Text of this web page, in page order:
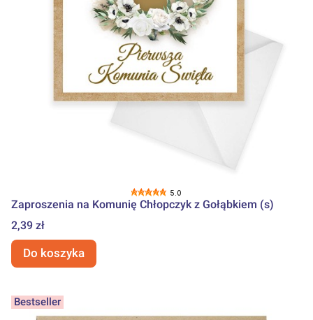
5.0
Zaproszenia na Komunię Chłopczyk z Gołąbkiem (s)
Cena
2,39 zł
Do koszyka
Bestseller